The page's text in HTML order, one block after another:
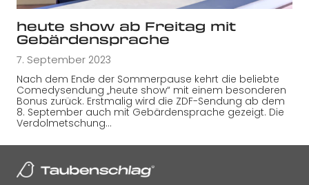
heute show ab Freitag mit
Gebärdensprache
7. September 2023
Nach dem Ende der Sommerpause kehrt die beliebte
Comedysendung „heute show“ mit einem besonderen
Bonus zurück. Erstmalig wird die ZDF-Sendung ab dem
8. September auch mit Gebärdensprache gezeigt. Die
Verdolmetschung…